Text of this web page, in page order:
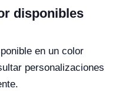
disponibles
en un color
personalizaciones